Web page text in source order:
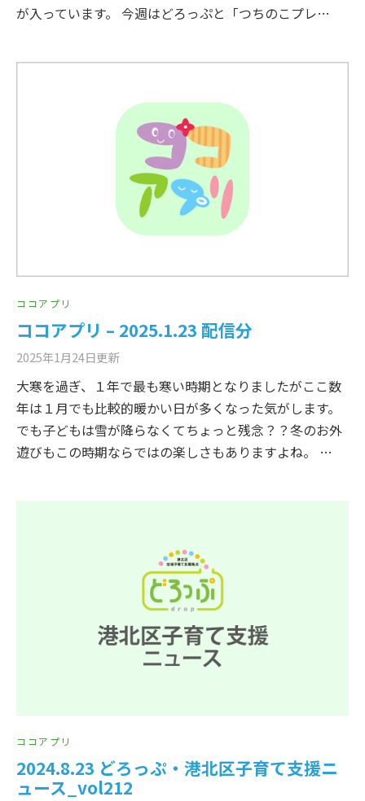
が入っています。 今週はどろっぷと「つちのこプレ…
ココアプリ
ココアプリ – 2025.1.23 配信分
2025年1月24日更新
大寒を過ぎ、１年で最も寒い時期となりましたがここ数
年は１月でも比較的暖かい日が多くなった気がします。
でも子どもは雪が降らなくてちょっと残念？？冬のお外
遊びもこの時期ならではの楽しさもありますよね。 …
ココアプリ
2024.8.23 どろっぷ・港北区子育て支援ニ
ュース_vol212